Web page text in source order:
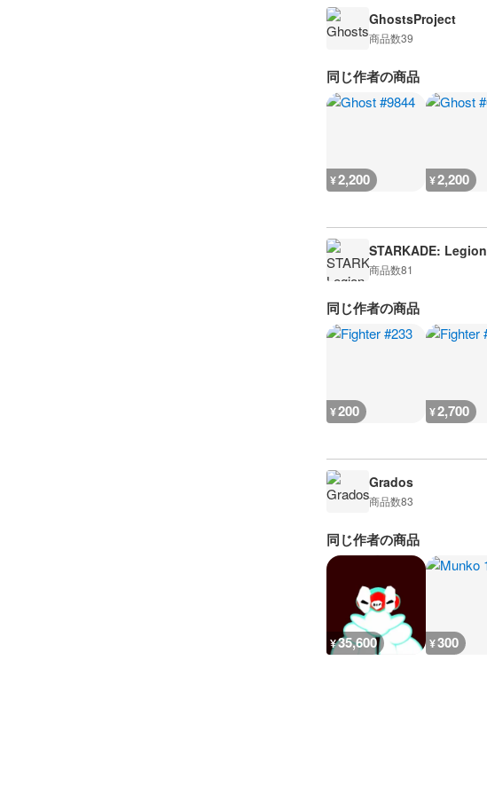
GhostsProject
商品数39
同じ作者の商品
¥2,200 ¥2,200
STARKADE: Legion
商品数81
同じ作者の商品
¥200 ¥2,700
Grados
商品数83
同じ作者の商品
¥35,600 ¥300